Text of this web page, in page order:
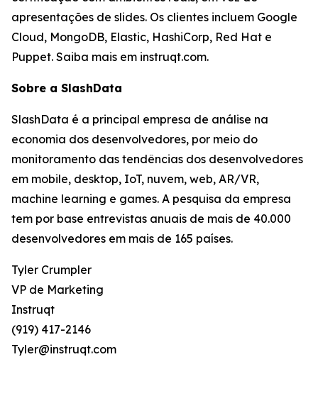
apresentações de slides. Os clientes incluem Google
Cloud, MongoDB, Elastic, HashiCorp, Red Hat e
Puppet. Saiba mais em instruqt.com.
Sobre a SlashData
SlashData é a principal empresa de análise na
economia dos desenvolvedores, por meio do
monitoramento das tendências dos desenvolvedores
em mobile, desktop, IoT, nuvem, web, AR/VR,
machine learning e games. A pesquisa da empresa
tem por base entrevistas anuais de mais de 40.000
desenvolvedores em mais de 165 países.
Tyler Crumpler
VP de Marketing
Instruqt
(919) 417-2146
Tyler@instruqt.com